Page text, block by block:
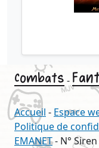
Combats -
Accueil - Espace
Politique de
EMANET- N°